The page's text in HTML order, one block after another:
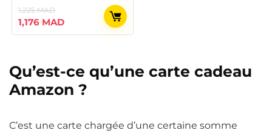
1,225MAD
Le
prix
1,225 MAD.
1,176 MADLe
prix
1,176 MAD.
Qu’est-ce qu’une carte cadeau
Amazon ?
C’est une carte chargée d’une certaine somme